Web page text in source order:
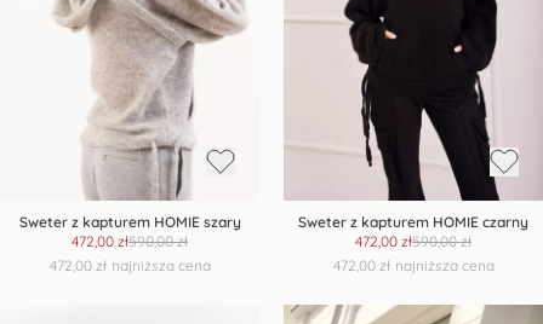
Sweter z kapturem HOMIE szary
472,00 zł590,00 zł
najniższa cena
472,00 zł
Sweter z kapturem HOMIE czarny
472,00 zł590,00 zł
najniższa cena
472,00 zł